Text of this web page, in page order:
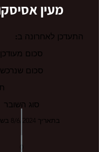
מעין
התעדכן לאחרונה ב:
סכום מעודכן
סכום שנרכש
סוג השובר
בתאריך 8/6/2024 בשעה 15
0